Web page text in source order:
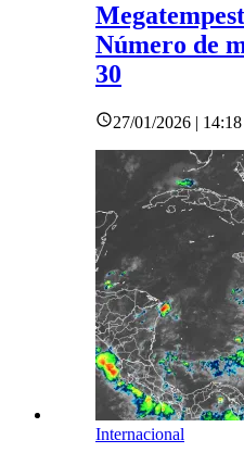
Número de
30
27/01/2026 | 14:18
Internacional